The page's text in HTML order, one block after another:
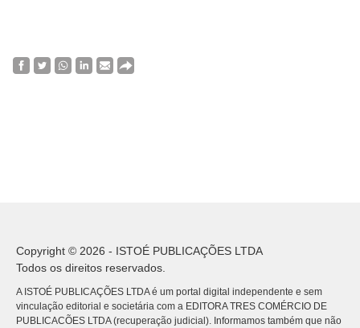
Copyright © 2026 - ISTOÉ PUBLICAÇÕES LTDA
Todos os direitos reservados.
A ISTOÉ PUBLICAÇÕES LTDA é um portal digital independente e sem
vinculação editorial e societária com a EDITORA TRES COMÉRCIO DE
PUBLICACÕES LTDA (recuperação judicial). Informamos também que não